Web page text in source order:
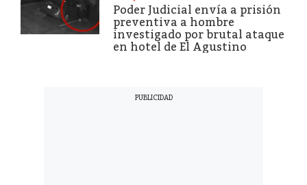
Poder Judicial envía a prisión
preventiva a hombre
investigado por brutal ataque
en hotel de El Agustino